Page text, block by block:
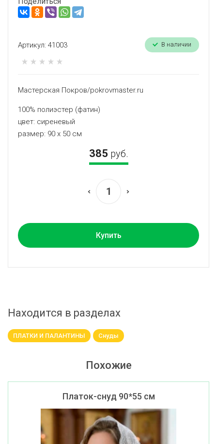
Артикул: 41003 В наличии
Мастерская Покров/pokrovmaster.ru
385 руб.
Купить
100% полиэстер (фатин)
цвет: сиреневый
размер: 90 х 50 см
Находится в разделах
ПЛАТКИ И ПАЛАНТИНЫ Снуды
Похожие
Платок-снуд 90*55 см